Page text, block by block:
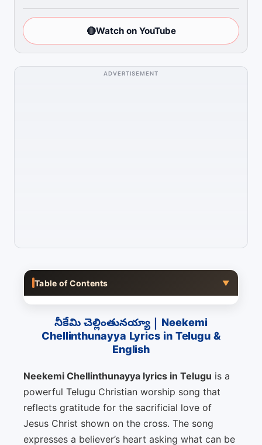
🔴Watch on YouTube
ADVERTISEMENT
Table of Contents ▼
నీకేమి చెల్లింతునయ్యా | Neekemi
Chellinthunayya Lyrics in Telugu &
English
Neekemi Chellinthunayya lyrics in Telugu is a
powerful Telugu Christian worship song that
reflects gratitude for the sacrificial love of
Jesus Christ shown on the cross. The song
expresses a believer’s heart asking what can be